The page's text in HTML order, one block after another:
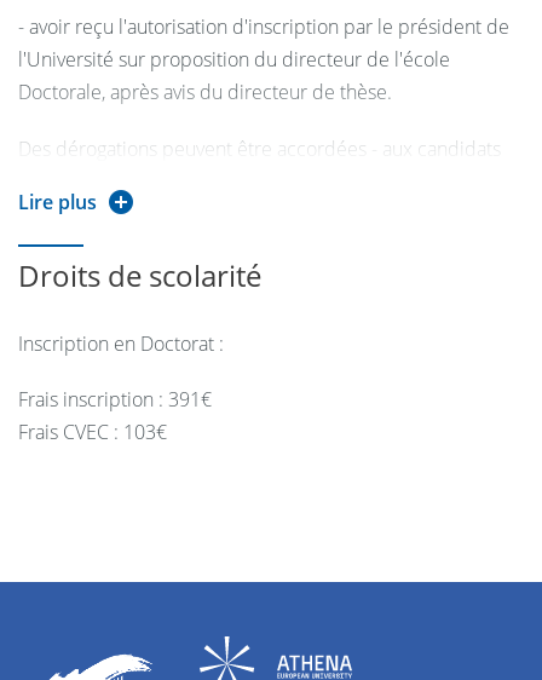
- avoir reçu l'autorisation d'inscription par le président de
l'Université sur proposition du directeur de l'école
Doctorale, après avis du directeur de thèse.
Des dérogations peuvent être accordées - aux candidats
- aux candidats ayant effectué à l'étranger des études de
niveau équivalent
Lire plus
Droits de scolarité
Inscription en Doctorat :
Frais inscription : 391€
Frais CVEC : 103€